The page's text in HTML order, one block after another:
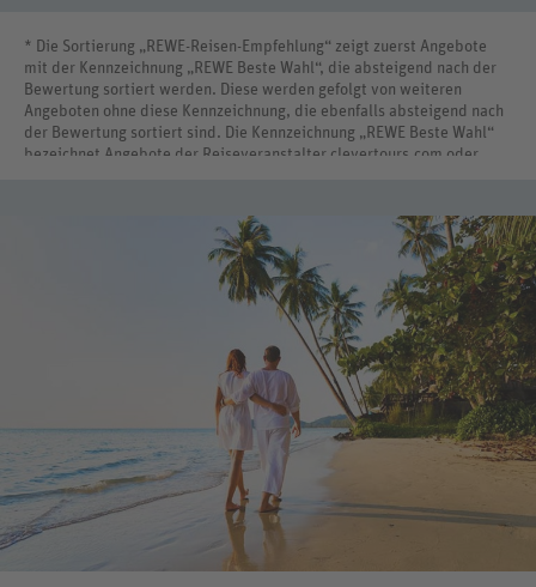
* Die Sortierung „REWE-Reisen-Empfehlung“ zeigt zuerst Angebote
mit der Kennzeichnung „REWE Beste Wahl“, die absteigend nach der
Bewertung sortiert werden. Diese werden gefolgt von weiteren
Angeboten ohne diese Kennzeichnung, die ebenfalls absteigend nach
der Bewertung sortiert sind. Die Kennzeichnung „REWE Beste Wahl“
bezeichnet Angebote der Reiseveranstalter clevertours.com oder